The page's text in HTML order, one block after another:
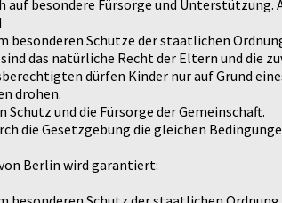
auf besondere Fürsorge und
besonderen Schutze der staatlichen
das natürliche Recht der Eltern und
dürfen Kinder nur auf Grund
drohen.
und die Fürsorge der Gemeinschaft.
die Gesetzgebung die gleichen
Berlin wird garantiert: